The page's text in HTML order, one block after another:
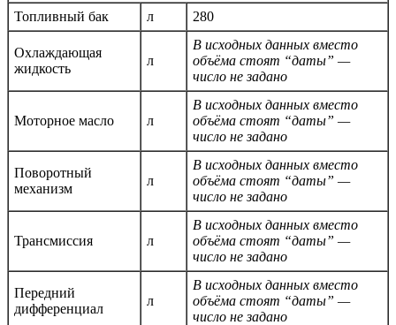
Топливный бак
л 280
Охлаждающая
жидкость
л
В исходных данных вместо
объёма стоят “даты” —
число не задано
Моторное масло л
В исходных данных вместо
объёма стоят “даты” —
число не задано
Поворотный
механизм
л
В исходных данных вместо
объёма стоят “даты” —
число не задано
Трансмиссия л
В исходных данных вместо
объёма стоят “даты” —
число не задано
Передний
дифференциал
л
В исходных данных вместо
объёма стоят “даты” —
число не задано